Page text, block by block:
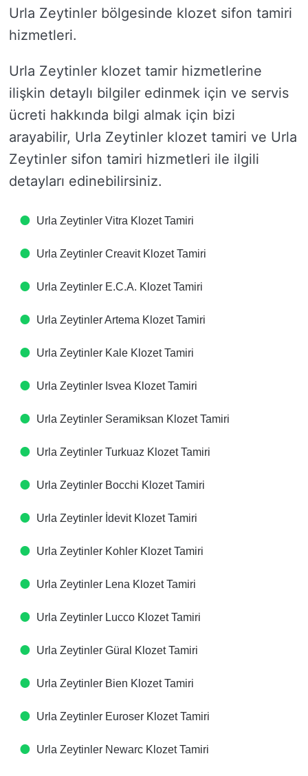
Urla Zeytinler bölgesinde klozet sifon tamiri
hizmetleri.
Urla Zeytinler klozet tamir hizmetlerine
ilişkin detaylı bilgiler edinmek için ve servis
ücreti hakkında bilgi almak için bizi
arayabilir, Urla Zeytinler klozet tamiri ve Urla
Zeytinler sifon tamiri hizmetleri ile ilgili
detayları edinebilirsiniz.
Urla Zeytinler Vitra Klozet Tamiri
Urla Zeytinler Creavit Klozet Tamiri
Urla Zeytinler E.C.A. Klozet Tamiri
Urla Zeytinler Artema Klozet Tamiri
Urla Zeytinler Kale Klozet Tamiri
Urla Zeytinler Isvea Klozet Tamiri
Urla Zeytinler Seramiksan Klozet Tamiri
Urla Zeytinler Turkuaz Klozet Tamiri
Urla Zeytinler Bocchi Klozet Tamiri
Urla Zeytinler İdevit Klozet Tamiri
Urla Zeytinler Kohler Klozet Tamiri
Urla Zeytinler Lena Klozet Tamiri
Urla Zeytinler Lucco Klozet Tamiri
Urla Zeytinler Güral Klozet Tamiri
Urla Zeytinler Bien Klozet Tamiri
Urla Zeytinler Euroser Klozet Tamiri
Urla Zeytinler Newarc Klozet Tamiri